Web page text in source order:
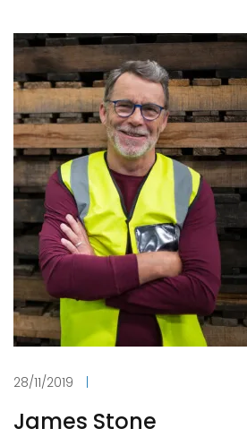
28/11/2019 |
James Stone